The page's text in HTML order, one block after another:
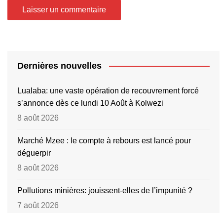
Dernières nouvelles
Lualaba: une vaste opération de recouvrement forcé
s’annonce dès ce lundi 10 Août à Kolwezi
8 août 2026
Marché Mzee : le compte à rebours est lancé pour
déguerpir
8 août 2026
Pollutions minières: jouissent-elles de l’impunité ?
7 août 2026